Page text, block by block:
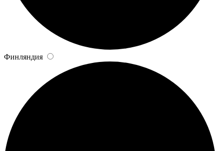
Финляндия